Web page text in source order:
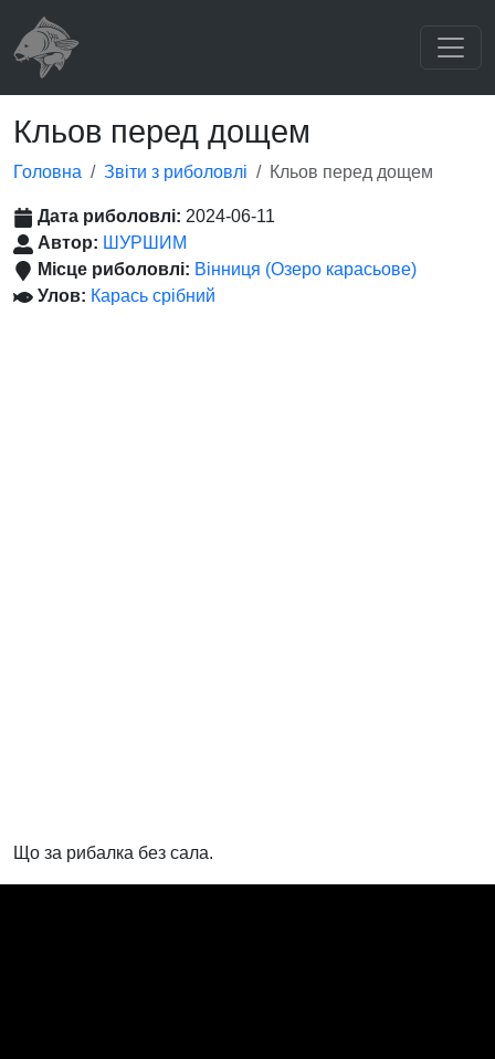
Кльов перед дощем
Головна Звіти з риболовлі Кльов перед дощем
Дата риболовлі: 2024-06-11
Автор: ШУРШИМ
Місце риболовлі: Вінниця (Озеро карасьове)
Улов: Карась срібний
Що за рибалка без сала.